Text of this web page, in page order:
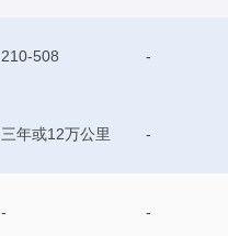
210-508 -
三年或12万公里 -
- -